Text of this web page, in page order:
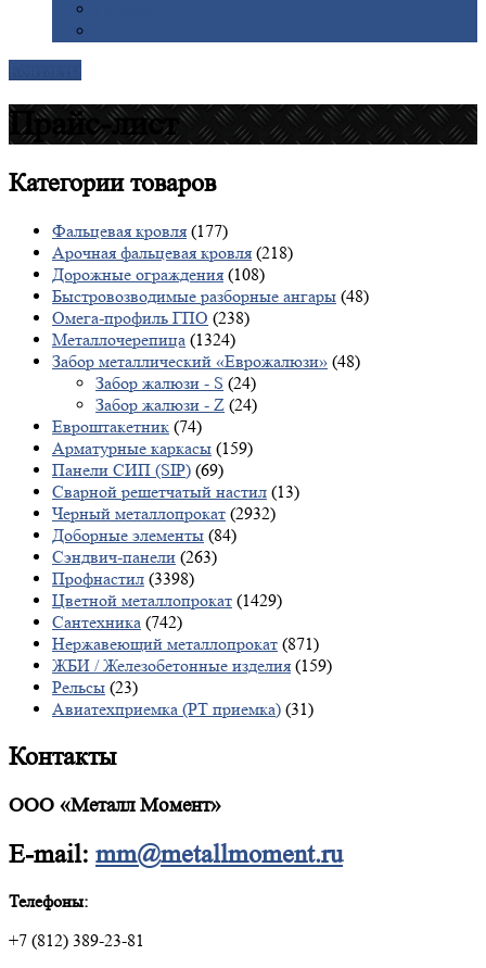
Прайс-лист
Категориитоваров
Фальцевая кровля (177)
Арочная фальцевая кровля (218)
Дорожные ограждения (108)
Быстровозводимые разборные ангары (48)
Омега-профиль ГПО (238)
Металлочерепица (1324)
Забор металлический «Еврожалюзи» (48)
Забор жалюзи - S (24)
Забор жалюзи - Z (24)
Евроштакетник (74)
Арматурные каркасы (159)
Панели СИП (SIP) (69)
Сварной решетчатый настил (13)
Черный металлопрокат (2932)
Доборные элементы (84)
Сэндвич-панели (263)
Профнастил (3398)
Цветной металлопрокат (1429)
Сантехника (742)
Нержавеющий металлопрокат (871)
ЖБИ / Железобетонные изделия (159)
Рельсы (23)
Авиатехприемка (РТ приемка) (31)
Контакты
ООО «Металл Момент»
E-mail: mm@metallmoment.ru
Телефоны:
+7 (812) 389-23-81